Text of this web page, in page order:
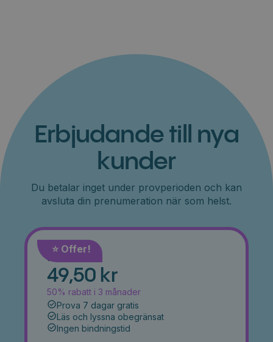
Erbjudande till nya
kunder
Du betalar inget under provperioden och kan
avsluta din prenumeration när som helst.
⭐️ Offer!
Månad
49,50 kr
50% rabatt i 3 månader
Prova 7 dagar gratis
Läs och lyssna obegränsat
Ingen bindningstid